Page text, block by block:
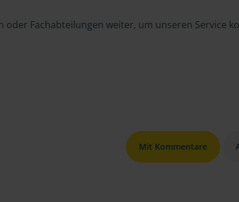
Fachabteilungen weiter, um unseren Service
Mit Kommentare